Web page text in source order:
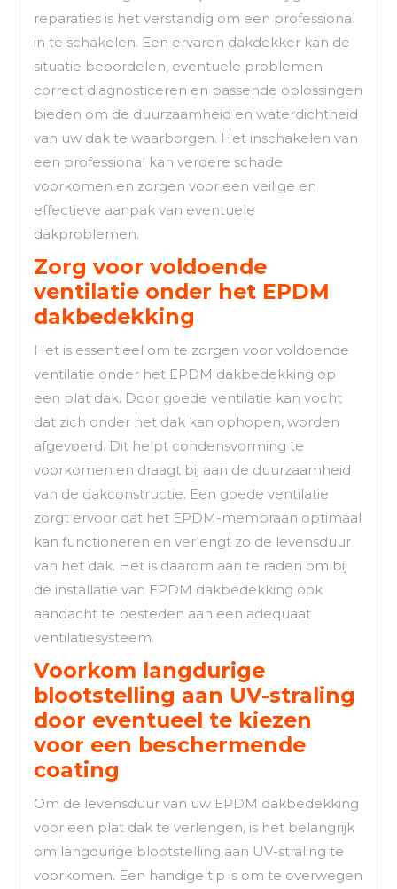
reparaties is het verstandig om een professional
in te schakelen. Een ervaren dakdekker kan de
situatie beoordelen, eventuele problemen
correct diagnosticeren en passende oplossingen
bieden om de duurzaamheid en waterdichtheid
van uw dak te waarborgen. Het inschakelen van
een professional kan verdere schade
voorkomen en zorgen voor een veilige en
effectieve aanpak van eventuele
dakproblemen.
Zorg voor voldoende
ventilatie onder het EPDM
dakbedekking
Het is essentieel om te zorgen voor voldoende
ventilatie onder het EPDM dakbedekking op
een plat dak. Door goede ventilatie kan vocht
dat zich onder het dak kan ophopen, worden
afgevoerd. Dit helpt condensvorming te
voorkomen en draagt bij aan de duurzaamheid
van de dakconstructie. Een goede ventilatie
zorgt ervoor dat het EPDM-membraan optimaal
kan functioneren en verlengt zo de levensduur
van het dak. Het is daarom aan te raden om bij
de installatie van EPDM dakbedekking ook
aandacht te besteden aan een adequaat
ventilatiesysteem.
Voorkom langdurige
blootstelling aan UV-straling
door eventueel te kiezen
voor een beschermende
coating
Om de levensduur van uw EPDM dakbedekking
voor een plat dak te verlengen, is het belangrijk
om langdurige blootstelling aan UV-straling te
voorkomen. Een handige tip is om te overwegen